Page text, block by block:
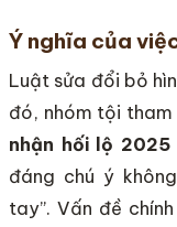
Ý nghĩa của
Luật sửa đổi bỏ
đó, nhóm tội tham
nhận hối lộ 2025
đáng chú ý
tay”. Vấn đề